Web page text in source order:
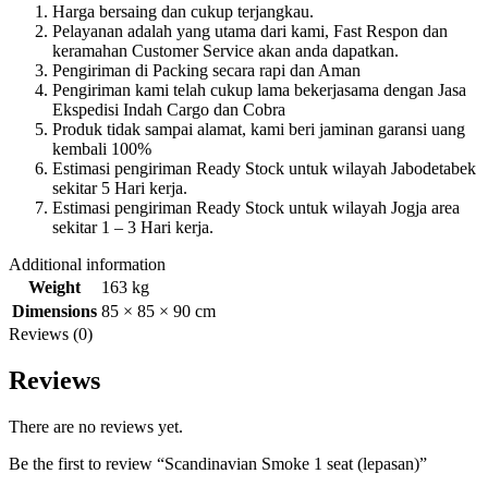
Harga bersaing dan cukup terjangkau.
Pelayanan adalah yang utama dari kami, Fast Respon dan
keramahan Customer Service akan anda dapatkan.
Pengiriman di Packing secara rapi dan Aman
Pengiriman kami telah cukup lama bekerjasama dengan Jasa
Ekspedisi Indah Cargo dan Cobra
Produk tidak sampai alamat, kami beri jaminan garansi uang
kembali 100%
Estimasi pengiriman Ready Stock untuk wilayah Jabodetabek
sekitar 5 Hari kerja.
Estimasi pengiriman Ready Stock untuk wilayah Jogja area
sekitar 1 – 3 Hari kerja.
Additional information
Weight
163 kg
Dimensions 85 × 85 × 90 cm
Reviews (0)
Reviews
There are no reviews yet.
Be the first to review “Scandinavian Smoke 1 seat (lepasan)”